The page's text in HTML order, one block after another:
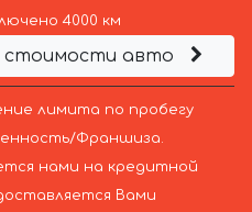
4000 км
стоимости авто
лимита по пробегу
Франшиза.
нами на кредитной
Вами